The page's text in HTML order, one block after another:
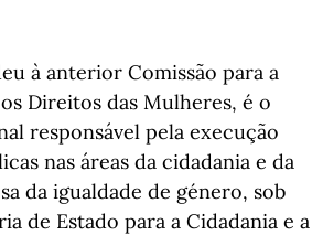
à anterior Comissão para a
Direitos das Mulheres, é o
responsável pela execução
nas áreas da cidadania e da
da igualdade de género, sob
de Estado para a Cidadania e a